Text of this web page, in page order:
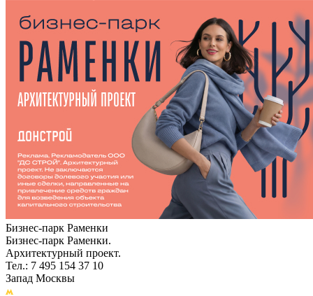
Бизнес-парк Раменки
Бизнес-парк Раменки.
Архитектурный проект.
Тел.: 7 495 154 37 10
Запад Москвы